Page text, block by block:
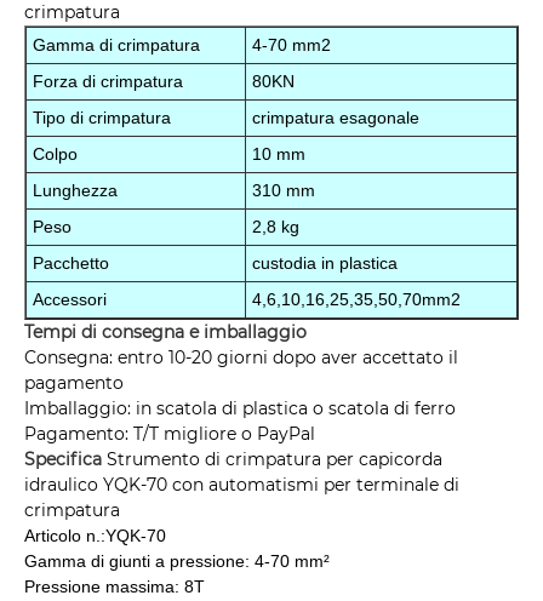
crimpatura
Gamma di crimpatura
4-70 mm2
Forza di crimpatura
80KN
Tipo di crimpatura
crimpatura esagonale
Colpo
10 mm
Lunghezza
310 mm
Peso
2,8 kg
Pacchetto
custodia in plastica
Accessori
4,6,10,16,25,35,50,70mm2
Tempi di consegna e imballaggio
Consegna: entro 10-20 giorni dopo aver accettato il
pagamento
Imballaggio: in scatola di plastica o scatola di ferro
Pagamento: T/T migliore o PayPal
Specifica Strumento di crimpatura per capicorda
idraulico YQK-70 con automatismi per terminale di
crimpatura
Articolo n.:YQK-70
Gamma di giunti a pressione: 4-70 mm²
Pressione massima: 8T